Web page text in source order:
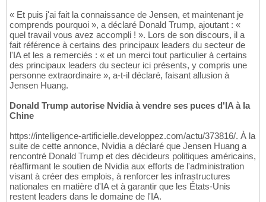
« Et puis j'ai fait la connaissance de Jensen, et maintenant je
comprends pourquoi », a déclaré Donald Trump, ajoutant : «
quel travail vous avez accompli ! ». Lors de son discours, il a
fait référence à certains des principaux leaders du secteur de
l'IA et les a remerciés : « et un merci tout particulier à certains
des principaux leaders du secteur ici présents, y compris une
personne extraordinaire », a-t-il déclaré, faisant allusion à
Jensen Huang.
Donald Trump autorise Nvidia à vendre ses puces d'IA à la
Chine
https://intelligence-artificielle.developpez.com/actu/373816/. À la
suite de cette annonce, Nvidia a déclaré que Jensen Huang a
rencontré Donald Trump et des décideurs politiques américains,
réaffirmant le soutien de Nvidia aux efforts de l'administration
visant à créer des emplois, à renforcer les infrastructures
nationales en matière d'IA et à garantir que les États-Unis
restent leaders dans le domaine de l'IA.